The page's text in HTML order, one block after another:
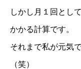
しかし月１回とし
かかる計算です。
それまで私が元気
（笑）